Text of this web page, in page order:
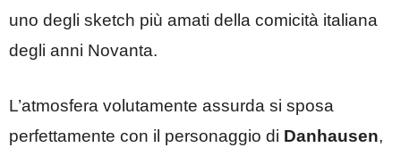
uno degli sketch più amati della comicità italiana
degli anni Novanta.
L’atmosfera volutamente assurda si sposa
perfettamente con il personaggio di Danhausen,